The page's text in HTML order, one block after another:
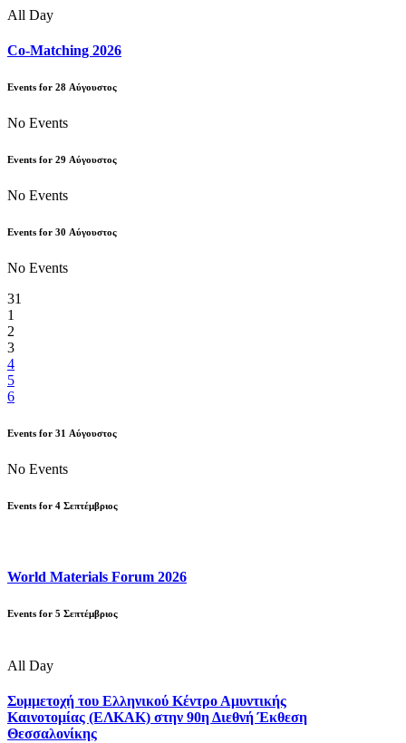
All Day
Co-Matching 2026
Events for 28 Αύγουστος
No Events
Events for 29 Αύγουστος
No Events
Events for 30 Αύγουστος
No Events
31
1
2
3
4
5
6
Events for 31 Αύγουστος
No Events
Events for 4 Σεπτέμβριος
World Materials Forum 2026
Events for 5 Σεπτέμβριος
All Day
Συμμετοχή του Ελληνικού Κέντρο Αμυντικής
Καινοτομίας (ΕΛΚΑΚ) στην 90η Διεθνή Έκθεση
Θεσσαλονίκης